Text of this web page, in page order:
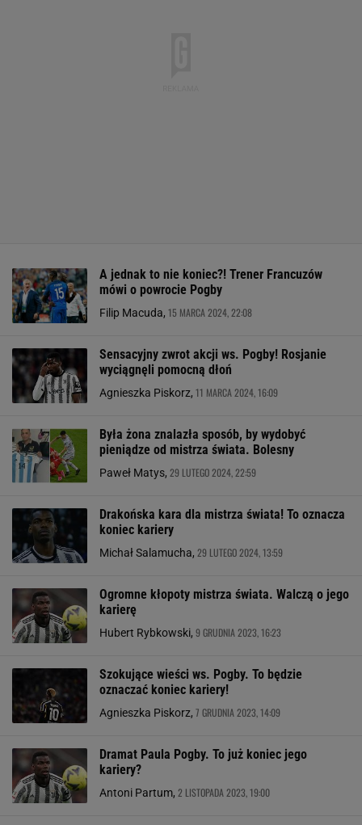
A jednak to nie koniec?! Trener Francuzów
mówi o powrocie Pogby
Filip Macuda, 15 MARCA 2024, 22:08
Sensacyjny zwrot akcji ws. Pogby! Rosjanie
wyciągnęli pomocną dłoń
Agnieszka Piskorz, 11 MARCA 2024, 16:09
Była żona znalazła sposób, by wydobyć
pieniądze od mistrza świata. Bolesny
Paweł Matys, 29 LUTEGO 2024, 22:59
Drakońska kara dla mistrza świata! To oznacza
koniec kariery
Michał Salamucha, 29 LUTEGO 2024, 13:59
Ogromne kłopoty mistrza świata. Walczą o jego
karierę
Hubert Rybkowski, 9 GRUDNIA 2023, 16:23
Szokujące wieści ws. Pogby. To będzie
oznaczać koniec kariery!
Agnieszka Piskorz, 7 GRUDNIA 2023, 14:09
Dramat Paula Pogby. To już koniec jego
kariery?
Antoni Partum, 2 LISTOPADA 2023, 19:00